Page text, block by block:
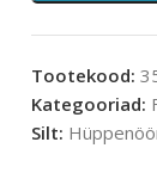
Tootekood:
Kategooriad:
Silt: